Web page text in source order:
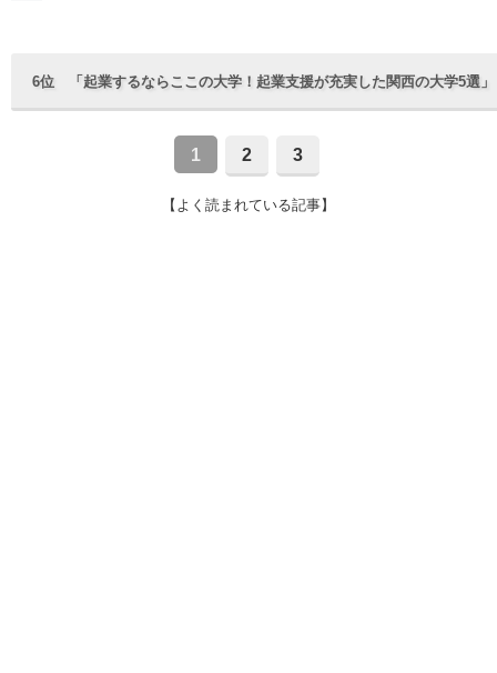
6位 「起業するならここの大学！起業支援が充実した関西の大学5選
1 2 3
【よく読まれている記事】